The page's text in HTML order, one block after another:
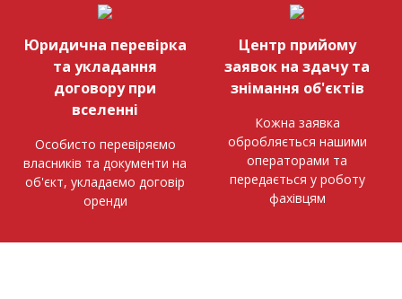
Юридична перевірка
та укладання
договору при
вселенні
Особисто перевіряємо
власників та документи на
об'єкт, укладаємо договір
оренди
Центр прийому
заявок на здачу та
знімання об'єктів
Кожна заявка
обробляється нашими
операторами та
передається у роботу
фахівцям